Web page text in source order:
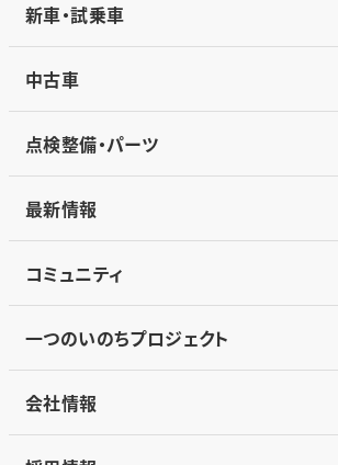
新車・試乗車
中古車
点検整備・パーツ
最新情報
コミュニティ
一つのいのちプロジェクト
会社情報